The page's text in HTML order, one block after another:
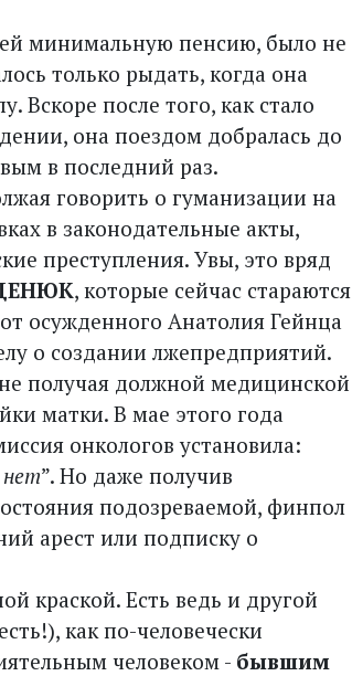
минимальную пенсию, было не
только рыдать, когда она
Вскоре после того, как стало
она поездом добралась до
в последний раз.
говорить о гуманизации на
в законодательные акты,
преступления. Увы, это вряд
, которые сейчас стараются
осужденного Анатолия Гейнца
о создании лжепредприятий.
получая должной медицинской
матки. В мае этого года
онкологов установила:
нет”. Но даже получив
подозреваемой, финпол
арест или подписку о
краской. Есть ведь и другой
как по-человечески
человеком - бывшим